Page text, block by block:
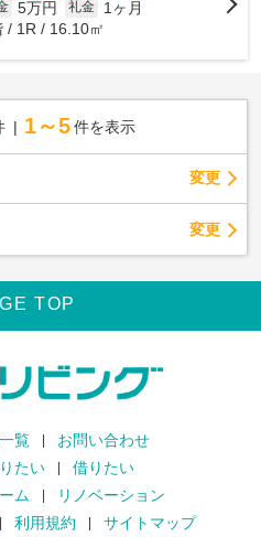
5万円 礼金
1ヶ月
/ 1R / 16.10㎡
1～5 件を表示
変更
変更
TOP
覧
お問い合わせ
たい
借りたい
ム
リノベーション
利用規約 サイトマップ